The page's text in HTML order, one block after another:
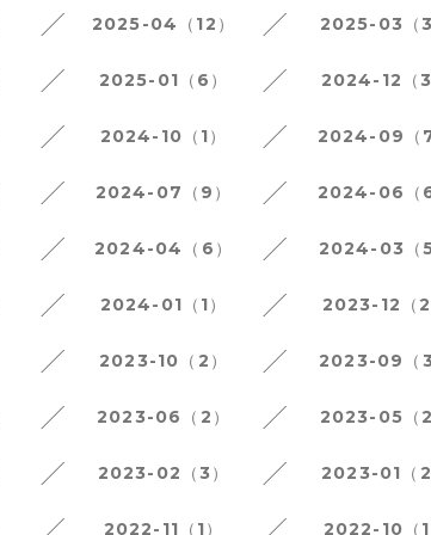
2025-04（12） 2025-03（3
2025-01（6） 2024-12（3
2024-10（1） 2024-09（7
2024-07（9） 2024-06（6
2024-04（6） 2024-03（5
2024-01（1） 2023-12（2
2023-10（2） 2023-09（3
2023-06（2） 2023-05（2
2023-02（3） 2023-01（2
2022-11（1） 2022-10（1